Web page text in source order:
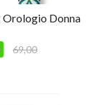
Donna
69,00